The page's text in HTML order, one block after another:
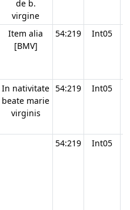
de b.
virgine
Item alia
[BMV]
54:219 Int05
In nativitate
beate marie
virginis
54:219 Int05
54:219 Int05